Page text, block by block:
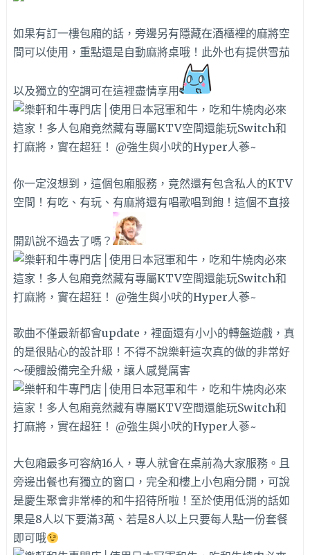
如果有訂一樓包廂的話，旁邊另有隱藏在酒櫃裡的麻將空
間可以使用，重點還是自動麻將桌哦！此外也有提供雪茄
以及獨立的空調可在這裡盡情享用
你一定沒想到，這個包廂服務，竟然還有包含私人的KTV
空間！有吃、有玩、有麻將還有唱歌唱到飽！這個不直接
開趴說不過去了嗎？
歌曲不僅最新都會update，裡面還有小小的轉盤遊戲，真
的是很貼心的設計耶！不得不說樂軒這次真的做的非常好
～硬體設備完全升級，讓人感覺厲害
大包廂最多可容納16人，專人就會在桌前為大家服務。且
旁邊出餐也有獨立的窗口，完全和樓上小包廂分開，可說
是慶生聚會非常棒的和牛招待所啦！至於使用低消的話如
果是8人以下要滿3萬、若是8人以上只要每人點一份套餐
即可哦